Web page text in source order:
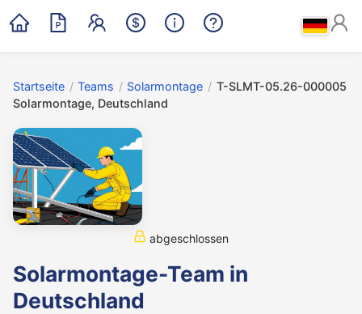
Startseite / Teams / Solarmontage / T-SLMT-05.26-000005
Solarmontage, Deutschland
abgeschlossen
Solarmontage-Team in
Deutschland